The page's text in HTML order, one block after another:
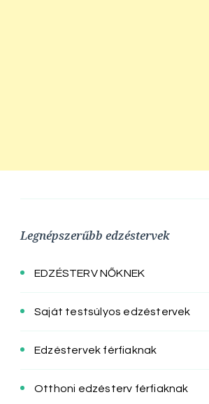
Legnépszerűbb edzéstervek
EDZÉSTERV NŐKNEK
Saját testsúlyos edzéstervek
Edzéstervek férfiaknak
Otthoni edzésterv férfiaknak